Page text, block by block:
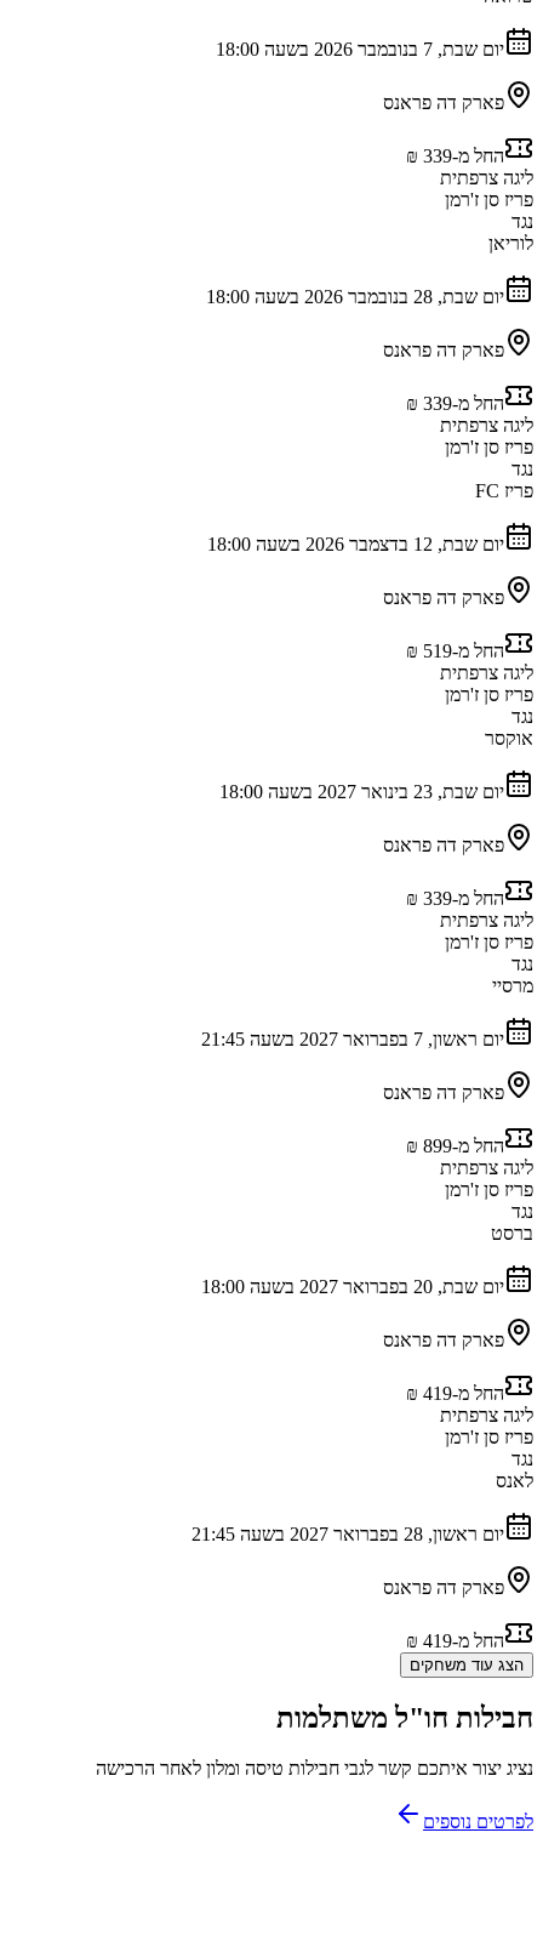
יום שבת, 7 בנובמבר 2026 בשעה 18:00
פארק דה פראנס
החל מ-‏339 ‏₪
ליגה צרפתית
פריז סן ז'רמן
נגד
לוריאן
יום שבת, 28 בנובמבר 2026 בשעה 18:00
פארק דה פראנס
החל מ-‏339 ‏₪
ליגה צרפתית
פריז סן ז'רמן
נגד
פריז FC
יום שבת, 12 בדצמבר 2026 בשעה 18:00
פארק דה פראנס
החל מ-‏519 ‏₪
ליגה צרפתית
פריז סן ז'רמן
נגד
אוקסר
יום שבת, 23 בינואר 2027 בשעה 18:00
פארק דה פראנס
החל מ-‏339 ‏₪
ליגה צרפתית
פריז סן ז'רמן
נגד
מרסיי
יום ראשון, 7 בפברואר 2027 בשעה 21:45
פארק דה פראנס
החל מ-‏899 ‏₪
ליגה צרפתית
פריז סן ז'רמן
נגד
ברסט
יום שבת, 20 בפברואר 2027 בשעה 18:00
פארק דה פראנס
החל מ-‏419 ‏₪
ליגה צרפתית
פריז סן ז'רמן
נגד
לאנס
יום ראשון, 28 בפברואר 2027 בשעה 21:45
פארק דה פראנס
החל מ-‏419 ‏₪
הצג עוד משחקים
חבילות חו"ל משתלמות
נציג יצור איתכם קשר לגבי חבילות טיסה ומלון לאחר הרכישה
לפרטים נוספים